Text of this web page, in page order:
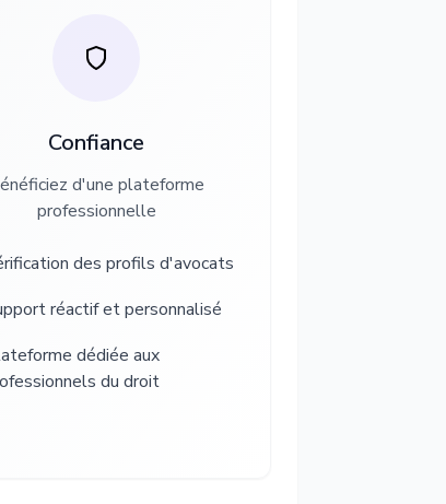
Confiance
d'une plateforme
professionnelle
des profils d'avocats
réactif et personnalisé
dédiée aux
du droit